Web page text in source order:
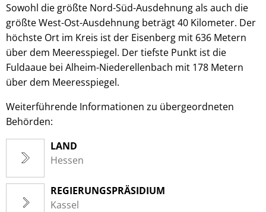
Sowohl die größte Nord-Süd-Ausdehnung als auch die
größte West-Ost-Ausdehnung beträgt 40 Kilometer. Der
höchste Ort im Kreis ist der Eisenberg mit 636 Metern
über dem Meeresspiegel. Der tiefste Punkt ist die
Fuldaaue bei Alheim-Niederellenbach mit 178 Metern
über dem Meeresspiegel.
Weiterführende Informationen zu übergeordneten
Behörden:
LAND
Hessen
REGIERUNGSPRÄSIDIUM
Kassel